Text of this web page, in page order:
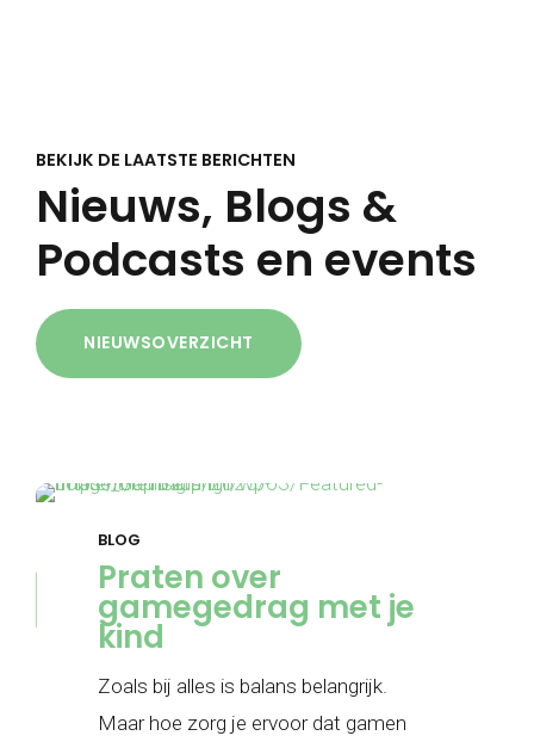
BEKIJK DE LAATSTE BERICHTEN
Nieuws, Blogs &
Podcasts en events
NIEUWSOVERZICHT
BLOG
Praten over
gamegedrag met je
kind
Zoals bij alles is balans belangrijk.
Maar hoe zorg je ervoor dat gamen